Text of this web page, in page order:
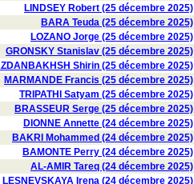
LINDSEY Robert (25 décembre 2025)
BARA Teuda (25 décembre 2025)
LOZANO Jorge (25 décembre 2025)
GRONSKY Stanislav (25 décembre 2025)
Shirin (25 décembre 2025)
MARMANDE Francis (25 décembre 2025)
TRIPATHI Satyam (25 décembre 2025)
BRASSEUR Serge (25 décembre 2025)
DIONNE Annette (24 décembre 2025)
BAKRI Mohammed (24 décembre 2025)
BAMONTE Perry (24 décembre 2025)
AL-AMIR Tareq (24 décembre 2025)
LESNEVSKAYA Irena (24 décembre 2025)